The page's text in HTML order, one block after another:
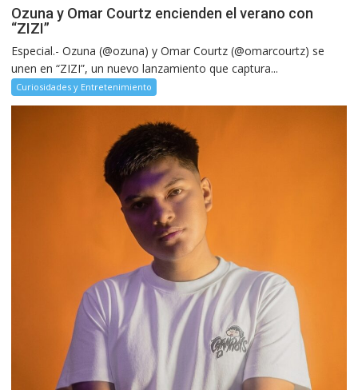
Ozuna y Omar Courtz encienden el verano con
“ZIZI”
Especial.- Ozuna (@ozuna) y Omar Courtz (@omarcourtz) se
unen en “ZIZI”, un nuevo lanzamiento que captura...
Curiosidades y Entretenimiento